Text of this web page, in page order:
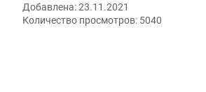
Добавлена:23.11.2021
Количество просмотров: 5040